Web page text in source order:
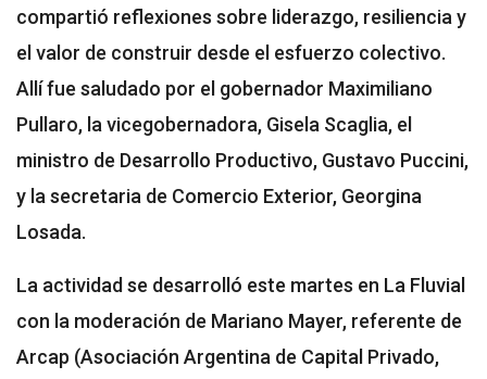
compartió reflexiones sobre liderazgo, resiliencia y
el valor de construir desde el esfuerzo colectivo.
Allí fue saludado por el gobernador Maximiliano
Pullaro, la vicegobernadora, Gisela Scaglia, el
ministro de Desarrollo Productivo, Gustavo Puccini,
y la secretaria de Comercio Exterior, Georgina
Losada.
La actividad se desarrolló este martes en La Fluvial
con la moderación de Mariano Mayer, referente de
Arcap (Asociación Argentina de Capital Privado,